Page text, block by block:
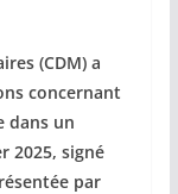
(CDM) a
concernant
dans un
2025, signé
par